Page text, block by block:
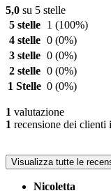
5,0 su 5 stelle
5 stelle
1 (100%)
4 stelle 0 (0%)
3 stelle 0 (0%)
2 stelle 0 (0%)
1 Stelle 0 (0%)
1 valutazione
1 recensione dei clienti
Visualizza tutte le
Nicoletta